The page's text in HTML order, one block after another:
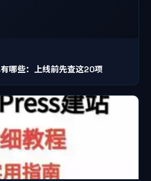
哪些：上线前先查这20项